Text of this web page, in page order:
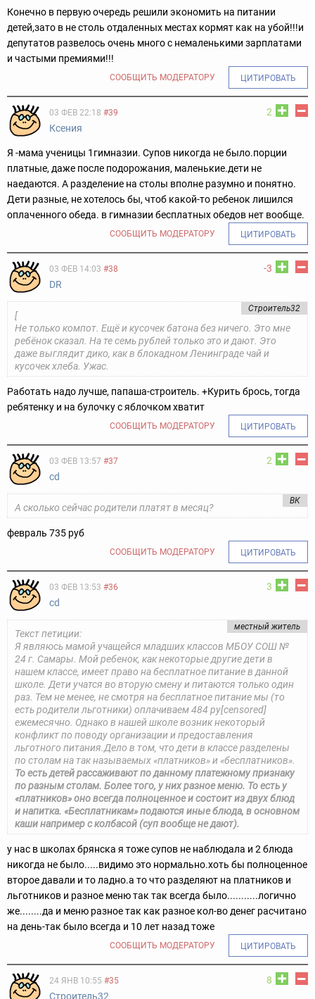
Конечно в первую очередь решили экономить на питании
детей,зато в не столь отдаленных местах кормят как на убой!!!и
депутатов развелось очень много с немаленькими зарплатами
и частыми премиями!!!
СООБЩИТЬ МОДЕРАТОРУ ЦИТИРОВАТЬ
2
03 ФЕВ 22:18 #39
Ксения
Я -мама ученицы 1гимназии. Супов никогда не было.порции
платные, даже после подорожания, маленькие.дети не
наедаются. А разделение на столы вполне разумно и понятно.
Дети разные, не хотелось бы, чтоб какой-то ребенок лишился
оплаченного обеда. в гимназии бесплатных обедов нет вообще.
СООБЩИТЬ МОДЕРАТОРУ ЦИТИРОВАТЬ
-3
03 ФЕВ 14:03 #38
DR
Строитель32
[
Не только компот. Ещё и кусочек батона без ничего. Это мне
ребёнок сказал. На те семь рублей только это и дают. Это
даже выглядит дико, как в блокадном Ленинграде чай и
кусочек хлеба. Ужас.
Работать надо лучше, папаша-строитель. +Курить брось, тогда
ребятенку и на булочку с яблочком хватит
СООБЩИТЬ МОДЕРАТОРУ ЦИТИРОВАТЬ
2
03 ФЕВ 13:57 #37
cd
ВК
А сколько сейчас родители платят в месяц?
февраль 735 руб
СООБЩИТЬ МОДЕРАТОРУ ЦИТИРОВАТЬ
3
03 ФЕВ 13:53 #36
cd
местный житель
Текст петиции:
Я являюсь мамой учащейся младших классов МБОУ СОШ №
24 г. Самары. Мой ребенок, как некоторые другие дети в
нашем классе, имеет право на бесплатное питание в данной
школе. Дети учатся во вторую смену и питаются только один
раз. Тем не менее, не смотря на бесплатное питание мы (то
есть родители льготники) оплачиваем 484 ру[censored]
ежемесячно. Однако в нашей школе возник некоторый
конфликт по поводу организации и предоставления
льготного питания.Дело в том, что дети в классе разделены
по столам на так называемых «платников» и «бесплатников».
То есть детей рассаживают по данному платежному признаку
по разным столам. Более того, у них разное меню. То есть у
«платников» оно всегда полноценное и состоит из двух блюд
и напитка. «Бесплатникам» подаются иные блюда, в основном
каши например с колбасой (суп вообще не дают).
у нас в школах брянска я тоже супов не наблюдала и 2 блюда
никогда не было.....видимо это нормально.хоть бы полноценное
второе давали и то ладно.а то что разделяют на платников и
льготников и разное меню так так всегда было...........логично
же........да и меню разное так как разное кол-во денег расчитано
на день-так было всегда и 10 лет назад тоже
СООБЩИТЬ МОДЕРАТОРУ ЦИТИРОВАТЬ
8
24 ЯНВ 10:55 #35
Строитель32